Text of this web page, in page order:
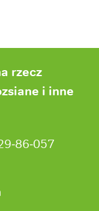
rzecz
i inne